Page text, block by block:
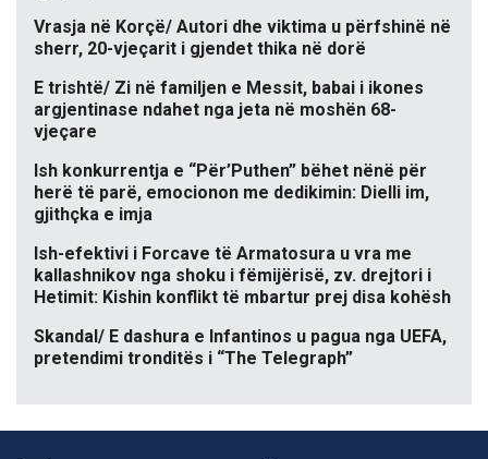
Vrasja në Korçë/ Autori dhe viktima u përfshinë në
sherr, 20-vjeçarit i gjendet thika në dorë
E trishtë/ Zi në familjen e Messit, babai i ikones
argjentinase ndahet nga jeta në moshën 68-
vjeçare
Ish konkurrentja e “Për’Puthen” bëhet nënë për
herë të parë, emocionon me dedikimin: Dielli im,
gjithçka e imja
Ish-efektivi i Forcave të Armatosura u vra me
kallashnikov nga shoku i fëmijërisë, zv. drejtori i
Hetimit: Kishin konflikt të mbartur prej disa kohësh
Skandal/ E dashura e Infantinos u pagua nga UEFA,
pretendimi tronditës i “The Telegraph”